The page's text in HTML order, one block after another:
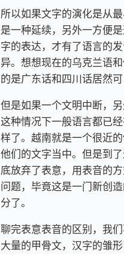
所以如果文字的演化是从
是一种延续，另外一方便
字的表达，才有了语言的
异。想想现在的乌克兰语
的是广东话和四川话居然
但是如果一个文明中断，
这种情况下一般语言都已
样了。越南就是一个很近
他们的文字当中。但是到
底放弃了表意，用表音的
问题，毕竟这是一门新创
分了。
聊完表意表音的区别，我
大量的甲骨文，汉字的雏